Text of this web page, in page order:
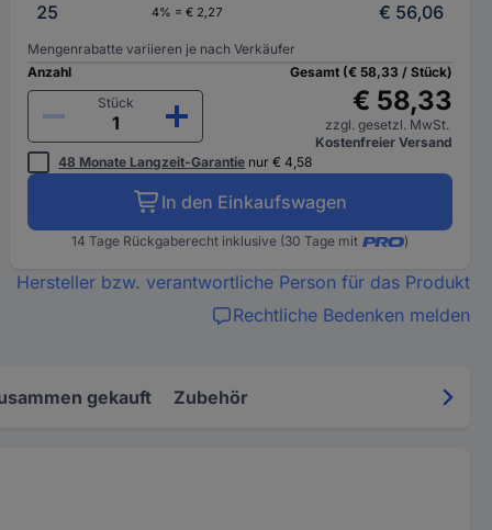
25
4% = € 2,27 € 56,06
Mengenrabatte variieren je nach Verkäufer
Anzahl
Stück
Gesamt (€ 58,33 / Stück)
€ 58,33
zzgl. gesetzl. MwSt.
Kostenfreier Versand
48 Monate Langzeit-Garantie nur € 4,58
In den Einkaufswagen
14 Tage Rückgaberecht inklusive (30 Tage mit )
Hersteller bzw. verantwortliche Person für das Produkt
Rechtliche Bedenken melden
gekauft Zubehör